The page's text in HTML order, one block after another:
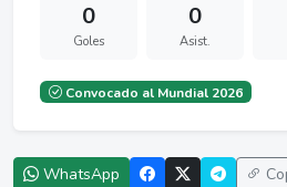
0
Goles
0
Asist.
Convocado al Mundial 2026
WhatsApp